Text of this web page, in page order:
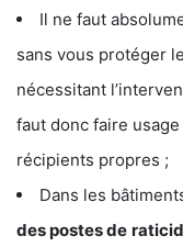
Il ne faut
sans vous protéger
nécessitant
faut donc faire
récipients propres ;
Dans les
des postes de